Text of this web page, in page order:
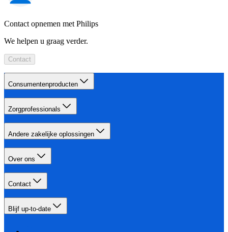
Contact opnemen met Philips
We helpen u graag verder.
Contact
Consumentenproducten
Zorgprofessionals
Andere zakelijke oplossingen
Over ons
Contact
Blijf up-to-date